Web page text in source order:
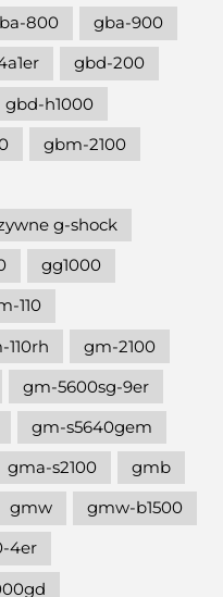
800
gba-900
gbd-200
gbd-h1000
gbm-2100
g-shock
gg1000
110
110rh
gm-2100
gm-5600sg-9er
gm-s5640gem
gma-s2100
gmb
gmw
gmw-b1500
4er